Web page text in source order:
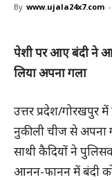
By www.ujala24x7.com -
पेशी पर आए बंदी ने
लिया अपना गला
उत्तर प्रदेश/
नुकीली चीज से अपना
साथी कैदियों ने
आनन-फानन में बंदी को